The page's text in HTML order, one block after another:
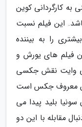
به کارگردانی کوین
باشد. این فیلم نسبت
را به بیننده
فیلم های یورش و
وایت نقش جکسی
معروف جکس است
بلید پیدا می
مقابله با این دو